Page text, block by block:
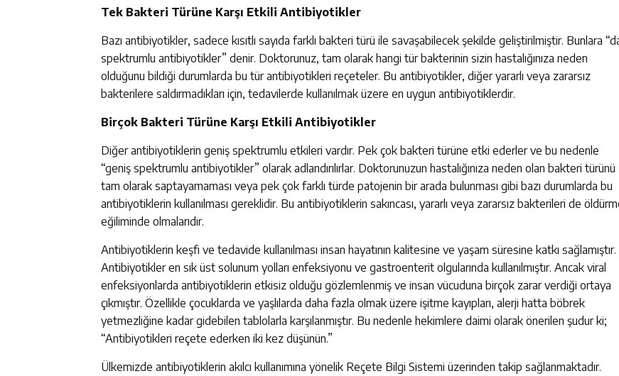
Tek Bakteri Türüne Karşı Etkili Antibiyotikler
Bazı antibiyotikler, sadece kısıtlı sayıda farklı bakteri türü ile savaşabilecek şekilde geliştirilmiştir. Bunlara
spektrumlu antibiyotikler” denir. Doktorunuz, tam olarak hangi tür bakterinin sizin hastalığınıza neden
olduğunu bildiği durumlarda bu tür antibiyotikleri reçeteler. Bu antibiyotikler, diğer yararlı veya zararsız
bakterilere saldırmadıkları için, tedavilerde kullanılmak üzere en uygun antibiyotiklerdir.
Birçok Bakteri Türüne Karşı Etkili Antibiyotikler
Diğer antibiyotiklerin geniş spektrumlu etkileri vardır. Pek çok bakteri türüne etki ederler ve bu nedenle
“geniş spektrumlu antibiyotikler” olarak adlandırılırlar. Doktorunuzun hastalığınıza neden olan bakteri türünü
tam olarak saptayamaması veya pek çok farklı türde patojenin bir arada bulunması gibi bazı durumlarda bu
antibiyotiklerin kullanılması gereklidir. Bu antibiyotiklerin sakıncası, yararlı veya zararsız bakterileri de
eğiliminde olmalarıdır.
Antibiyotiklerin keşfi ve tedavide kullanılması insan hayatının kalitesine ve yaşam süresine katkı sağlamıştır.
Antibiyotikler en sık üst solunum yolları enfeksiyonu ve gastroenterit olgularında kullanılmıştır. Ancak viral
enfeksiyonlarda antibiyotiklerin etkisiz olduğu gözlemlenmiş ve insan vücuduna birçok zarar verdiği ortaya
çıkmıştır. Özellikle çocuklarda ve yaşlılarda daha fazla olmak üzere işitme kayıpları, alerji hatta böbrek
yetmezliğine kadar gidebilen tablolarla karşılanmıştır. Bu nedenle hekimlere daimi olarak önerilen şudur ki;
“Antibiyotikleri reçete ederken iki kez düşünün.”
Ülkemizde antibiyotiklerin akılcı kullanımına yönelik Reçete Bilgi Sistemi üzerinden takip sağlanmaktadır.